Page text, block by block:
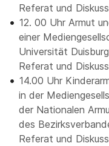
Referat und
12. 00 Uhr Armut
einer
Universität
Referat und
14.00 Uhr
in der
der Nationalen
des
Referat und